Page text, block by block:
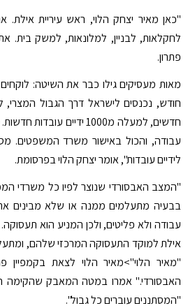
"כאן מאיר יצחק הלוי, ראש עיריית אילת.
לחקלאות, לבניין, למלונאות, למשק בית.
פתרון.
מאות מעסיקים גילו כבר את השיטה:
חדשים, למעלה מ1000 ידיים
עבודה, והכול באישור משרד המשפטים.
לידיים עובדות", אומר יצחק הלוי בפרסומת.
"המצב האבסורדי שנוצר לפיו כל משרדי
בבעיה מתעלמים ממנה או שלא מבינים
עבודה ולא פליטים, ולכן המניע הוא
אילת למוקד התעסוקה המרכזי שלהם,
"מאיר הלוי">מאיר הלוי לצאת
האבסורדי." אמרו במטה המאבק שהקימה
"המסתננים עוברים כל גבול".